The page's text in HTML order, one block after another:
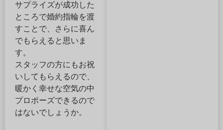
サプライズが成功した
ところで婚約指輪を渡
すことで、さらに喜ん
でもらえると思いま
す。
スタッフの方にもお祝
いしてもらえるので、
暖かく幸せな空気の中
プロポーズできるので
はないでしょうか。